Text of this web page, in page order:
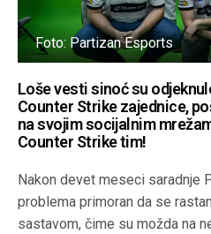
Foto: Partizan Esports
Loše vesti sinoć su
Counter Strike zajednice,
na svojim socijalnim
Counter Strike tim!
Nakon devet meseci saradnje
problema primoran da se
sastavom, čime su možda na